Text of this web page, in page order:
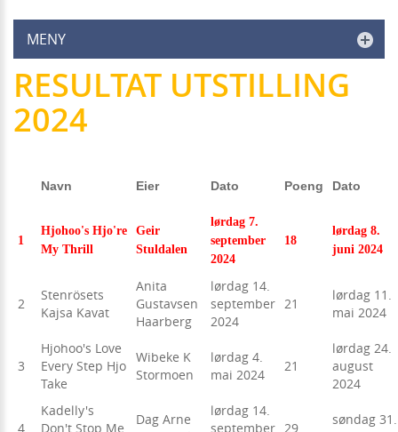
MENY
RESULTAT UTSTILLING
2024
Navn Eier Dato Poeng Dato
1
Hjohoo's Hjo're
My Thrill
Geir
Stuldalen
lørdag 7.
september
2024
18
lørdag 8.
juni 2024
2
Stenrösets
Kajsa Kavat
Anita
Gustavsen
Haarberg
lørdag 14.
september
2024
21
lørdag 11.
mai 2024
3
Hjohoo's Love
Every Step Hjo
Take
Wibeke K
Stormoen
lørdag 4.
mai 2024
21
lørdag 24.
august
2024
4
Kadelly's
Don't Stop Me
Dag Arne
lørdag 14.
september 29
søndag 31.